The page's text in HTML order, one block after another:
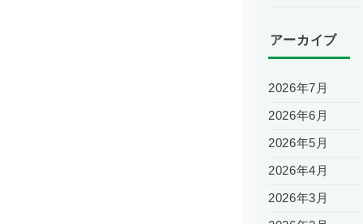
アーカイブ
2026年7月
2026年6月
2026年5月
2026年4月
2026年3月